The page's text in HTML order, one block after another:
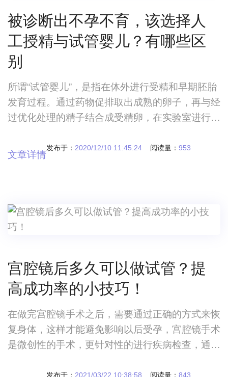
被诊断出不孕不育，该选择人
工授精与试管婴儿？有哪些区
别
所谓“试管婴儿”，是指在体外进行受精和早期胚胎
发育过程。通过药物促排取出成熟的卵子，再与经
过优化处理的精子结合成受精卵，在实验室进行培
优质的胚胎移植回女性子宫内
发布于： 2020/12/10 11:45:24 阅读量： 953
文章详情
宫腔镜后多久可以做试管？提
高成功率的小技巧！
在做完宫腔镜手术之后，需要通过正确的方式来恢
复身体，这样才能避免影响以后受孕，宫腔镜手术
是微创性的手术，更针对性的进行疾病检查，通过
发布于： 2021/03/22 10:38:58 阅读量： 843